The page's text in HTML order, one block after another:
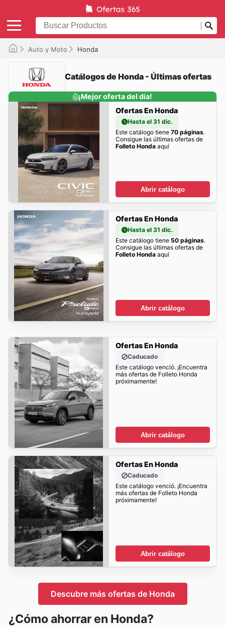
Auto y Moto Honda
Catálogos de Honda - Últimas ofertas
¡Mejor oferta del día!
Ofertas En Honda
Hasta el 31 dic.
Este catálogo tiene 70 páginas.
Consigue las últimas ofertas de
Folleto Hondaaquí
Abrir catálogo
Ofertas En Honda
Hasta el 31 dic.
Este catálogo tiene 50 páginas.
Consigue las últimas ofertas de
Folleto Hondaaquí
Abrir catálogo
Ofertas En Honda
Caducado
Este catálogo venció. ¡Encuentra
más ofertas de Folleto Honda
próximamente!
Abrir catálogo
Ofertas En Honda
Caducado
Este catálogo venció. ¡Encuentra
más ofertas de Folleto Honda
próximamente!
Abrir catálogo
Descubre más ofertas de Honda
¿Cómo ahorrar en Honda?